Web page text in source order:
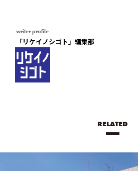
writer profile
「リケイノシゴト」編集部
RELATED